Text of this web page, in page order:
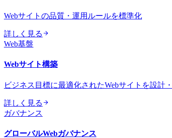
Webサイトの品質・運用ルールを標準化
詳しく見る
Web基盤
Webサイト構築
ビジネス目標に最適化されたWebサイトを設計
詳しく見る
ガバナンス
グローバルWebガバナンス